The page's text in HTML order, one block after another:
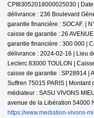
CPI83052018000025030 |
délivrance : 236 Boulevard
garantie financière : SOCAF. |
caisse de garantie : 26
garantie financière : 300 000 |
délivrance : 2024-02-16 | Lieu
Leclerc 83000 TOULON |
caisse de garantie : SP28914 |
Suffren 75015 PARIS |
médiateur : SASU VIVONS
avenue de la Libération 54000
https://www.mediation-vivons-